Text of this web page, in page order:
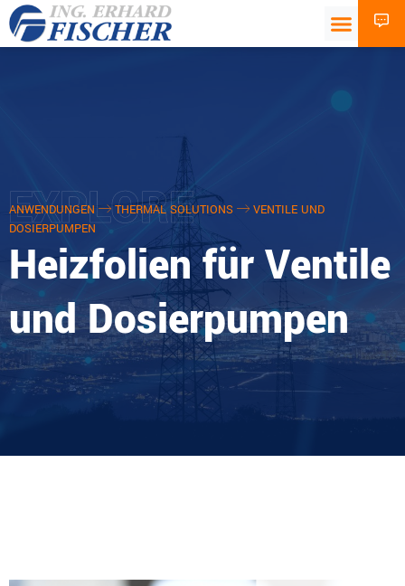
EXPLORE
ANWENDUNGEN THERMAL SOLUTIONS
VENTILE UND
DOSIERPUMPEN
Heizfolien für Ventile
und Dosierpumpen